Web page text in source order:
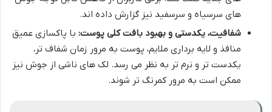
های سرسیاه و سرسفید نیز گزارش داده اند.
شفافیت، یکدستی و بهبود بافت کلی پوست: با پاکسازی عمیق
منافذ و لایه برداری ملایم، پوست به مرور زمان شفاف تر،
یکدست تر و نرم تر به نظر می رسد. لک های ناشی از جوش نیز
ممکن است به مرور کمرنگ تر شوند.